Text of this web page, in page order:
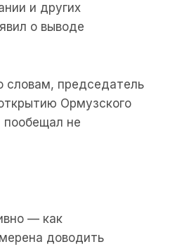
и других
о выводе
словам, председатель
Ормузского
пообещал не
— как
доводить